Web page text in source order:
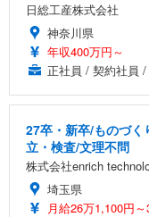
SIHOO
ュチェ
Sezlife
ワーク
能 人間
ョン
イト
￥
【純正
フック
Amazon
x2袋(84
ネオ・
り 単品
日総工産株式会社
神奈川県
年収400万円～
正社員 / 契約社員 /
27卒・新卒/ものづく
立・検査/文理不問
株式会社enrich
埼玉県
月給26万1,100円